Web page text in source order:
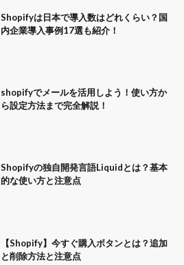
Shopifyは日本で導入数はどれくらい？国
内企業導入事例17選も紹介！
shopifyでメールを活用しよう！使い方か
ら設定方法まで完全解説！
Shopifyの独自開発言語Liquidとは？基本
的な使い方と注意点
【Shopify】今すぐ購入ボタンとは？追加
と削除方法と注意点